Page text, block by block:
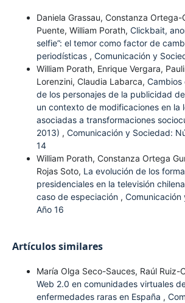
Daniela Grassau, Constanza
Puente, William Porath, Clickbait,
selfie”: el temor como factor de
periodísticas , Comunicación y
William Porath, Enrique Vergara,
Lorenzini, Claudia Labarca, Cambios
de los personajes de la publicidad
un contexto de modificaciones en la
asociadas a transformaciones
2013) , Comunicación y Sociedad:
14
William Porath, Constanza Ortega
Rojas Soto, La evolución de los
presidenciales en la televisión
caso de especiación , Comunicación
Año 16
Artículos similares
María Olga Seco-Sauces, Raúl Ruiz-
Web 2.0 en comunidades virtuales
enfermedades raras en España ,